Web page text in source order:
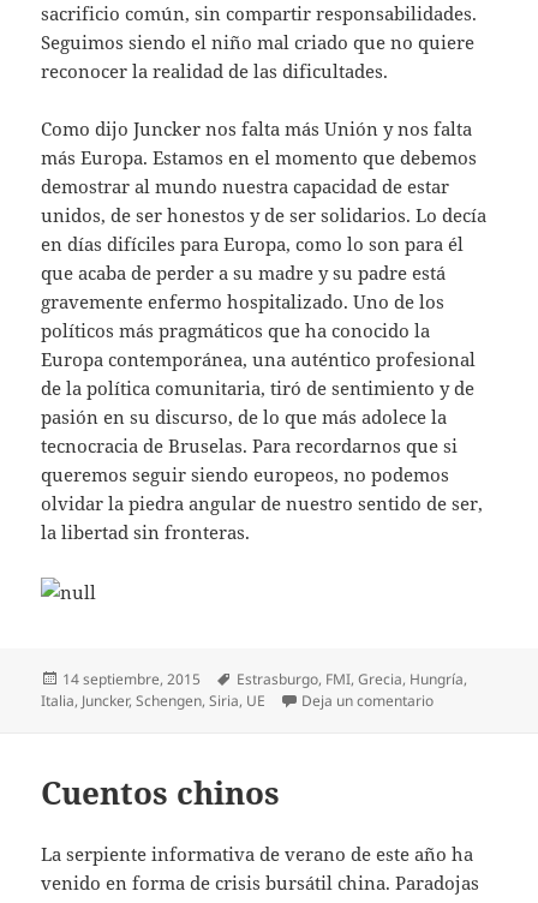
sacrificio común, sin compartir responsabilidades.
Seguimos siendo el niño mal criado que no quiere
reconocer la realidad de las dificultades.
Como dijo Juncker nos falta más Unión y nos falta
más Europa. Estamos en el momento que debemos
demostrar al mundo nuestra capacidad de estar
unidos, de ser honestos y de ser solidarios. Lo decía
en días difíciles para Europa, como lo son para él
que acaba de perder a su madre y su padre está
gravemente enfermo hospitalizado. Uno de los
políticos más pragmáticos que ha conocido la
Europa contemporánea, una auténtico profesional
de la política comunitaria, tiró de sentimiento y de
pasión en su discurso, de lo que más adolece la
tecnocracia de Bruselas. Para recordarnos que si
queremos seguir siendo europeos, no podemos
olvidar la piedra angular de nuestro sentido de ser,
la libertad sin fronteras.
Publicado
el
14 septiembre, 2015 Etiquetas
Estrasburgo, FMI,Grecia, Hungría,
Italia, Juncker,Schengen,Siria, UE Deja un comentarioen El debate
Cuentos chinos
La serpiente informativa de verano de este año ha
venido en forma de crisis bursátil china. Paradojas